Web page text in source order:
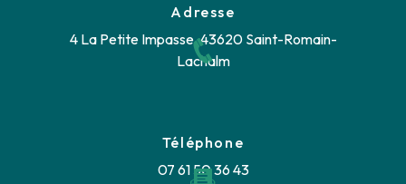
Adresse
4 La Petite Impasse, 43620 Saint-Romain-
Lachalm
Téléphone
07 61 50 36 43